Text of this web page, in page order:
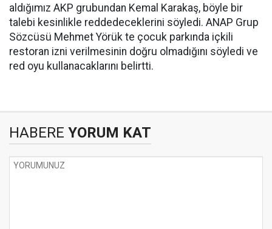
aldığımız AKP grubundan Kemal Karakaş, böyle bir
talebi kesinlikle reddedeceklerini söyledi. ANAP Grup
Sözcüsü Mehmet Yörük te çocuk parkında içkili
restoran izni verilmesinin doğru olmadığını söyledi ve
red oyu kullanacaklarını belirtti.
HABERE YORUM KAT